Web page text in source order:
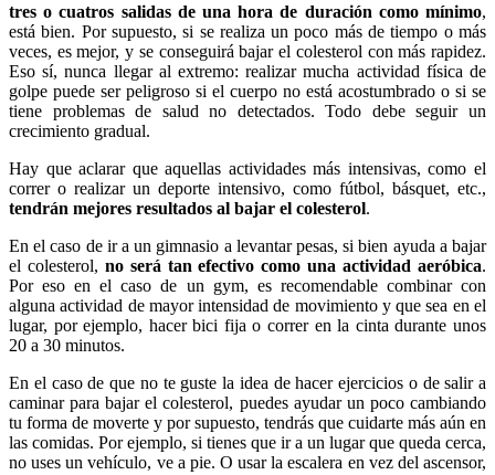
tres o cuatros salidas de una hora de duración como mínimo,
está bien. Por supuesto, si se realiza un poco más de tiempo o más
veces, es mejor, y se conseguirá bajar el colesterol con más rapidez.
Eso sí, nunca llegar al extremo: realizar mucha actividad física de
golpe puede ser peligroso si el cuerpo no está acostumbrado o si se
tiene problemas de salud no detectados. Todo debe seguir un
crecimiento gradual.
Hay que aclarar que aquellas actividades más intensivas, como el
correr o realizar un deporte intensivo, como fútbol, básquet, etc.,
tendrán mejores resultados al bajar el colesterol.
En el caso de ir a un gimnasio a levantar pesas, si bien ayuda a bajar
el colesterol, no será tan efectivo como una actividad aeróbica.
Por eso en el caso de un gym, es recomendable combinar con
alguna actividad de mayor intensidad de movimiento y que sea en el
lugar, por ejemplo, hacer bici fija o correr en la cinta durante unos
20 a 30 minutos.
En el caso de que no te guste la idea de hacer ejercicios o de salir a
caminar para bajar el colesterol, puedes ayudar un poco cambiando
tu forma de moverte y por supuesto, tendrás que cuidarte más aún en
las comidas. Por ejemplo, si tienes que ir a un lugar que queda cerca,
no uses un vehículo, ve a pie. O usar la escalera en vez del ascensor,